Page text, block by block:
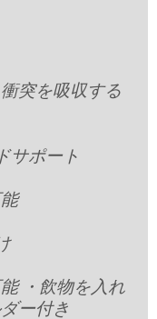
突を吸収する
サポート
・飲物を入れ
ー付き